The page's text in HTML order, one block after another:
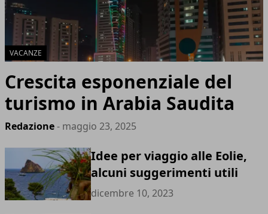
VACANZE
Crescita esponenziale del
turismo in Arabia Saudita
Redazione- maggio 23, 2025
Idee per viaggio alle Eolie,
alcuni suggerimenti utili
dicembre 10, 2023